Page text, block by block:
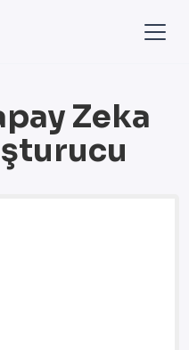
Zeka